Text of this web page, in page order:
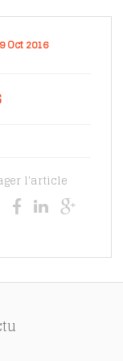
Oct 2016
l'article